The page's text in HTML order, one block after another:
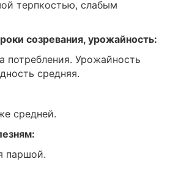
терпкостью, слабым
созревания, урожайность:
потребления. Урожайность
средняя.
средней.
паршой.